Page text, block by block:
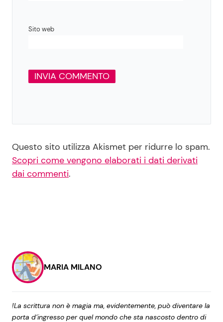
Sito web
Questo sito utilizza Akismet per ridurre lo spam.
Scopri come vengono elaborati i dati derivati
dai commenti.
MARIA MILANO
!La scrittura non è magia ma, evidentemente, può diventare la
porta d’ingresso per quel mondo che sta nascosto dentro di